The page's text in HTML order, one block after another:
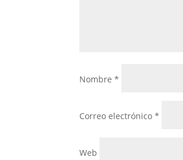
Nombre*
Correo electrónico*
Web